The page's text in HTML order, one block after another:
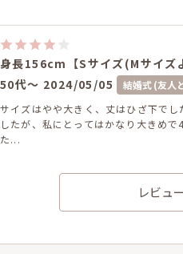
身長156cm【Sサイズ(Mサイズ
50代～ 2024/05/05
結婚式 (友人
サイズはやや大きく、丈はひざ下で
したが、私にとってはかなり大きめ
た...
身長155cm【Lサイズ】
レビュ